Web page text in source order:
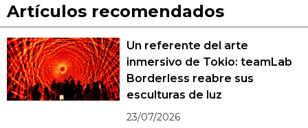
Artículos recomendados
Un referente del arte
inmersivo de Tokio: teamLab
Borderless reabre sus
esculturas de luz
23/07/2026